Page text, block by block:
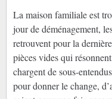
La maison familiale est
jour de déménagement,
retrouvent pour la
pièces vides qui
chargent de sous-
pour donner le change,